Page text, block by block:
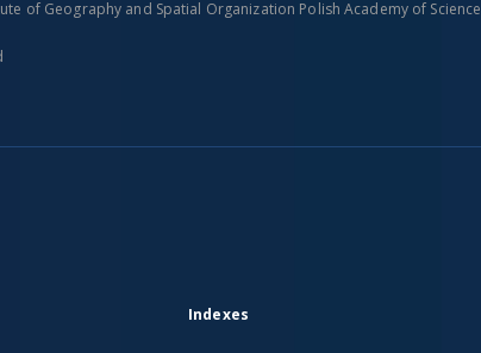
of Geography and Spatial Organization Polish Academy of Science
Indexes